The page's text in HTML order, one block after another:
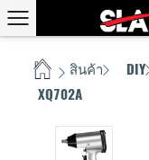
บ้าน สินค้า DIY
XQ702A